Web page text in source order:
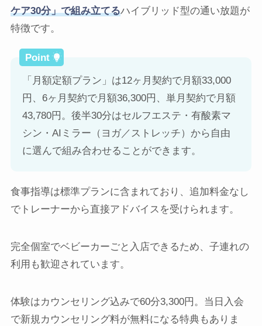
ケア30分」で組み立てるハイブリッド型の通い放題が
特徴です。
「月額定額プラン」は12ヶ月契約で月額33,000
円、6ヶ月契約で月額36,300円、単月契約で月額
43,780円。後半30分はセルフエステ・有酸素マ
シン・AIミラー（ヨガ／ストレッチ）から自由
に選んで組み合わせることができます。
食事指導は標準プランに含まれており、追加料金なし
でトレーナーから直接アドバイスを受けられます。
完全個室でベビーカーごと入店できるため、子連れの
利用も歓迎されています。
体験はカウンセリング込みで60分3,300円。当日入会
で新規カウンセリング料が無料になる特典もありま